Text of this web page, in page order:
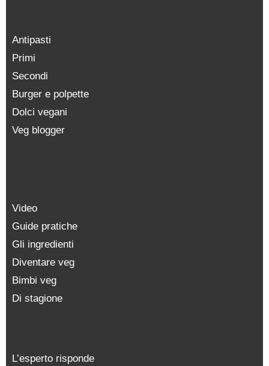
Antipasti
Primi
Secondi
Burger e polpette
Dolci vegani
Veg blogger
Video
Guide pratiche
Gli ingredienti
Diventare veg
Bimbi veg
Di stagione
L’esperto risponde